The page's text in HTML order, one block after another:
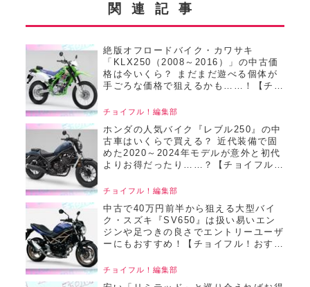
関連記事
絶版オフロードバイク・カワサキ
「KLX250（2008～2016）」の中古価
格は今いくら？ まだまだ遊べる個体が
手ごろな価格で狙えるかも……！【チョ
チ／22025年8月版】
チョイフル！編集部
ホンダの人気バイク『レブル250』の中
古車はいくらで買える？ 近代装備で固
めた2020～2024年モデルが意外と初代
よりお得だったり……？【チョイフル！
2025年6月版】
チョイフル！編集部
中古で40万円前半から狙える大型バイ
ク・スズキ『SV650』は扱い易いエン
ジンや足つきの良さでエントリーユーザ
ーにもおすすめ！【チョイフル！おすす
版】
チョイフル！編集部